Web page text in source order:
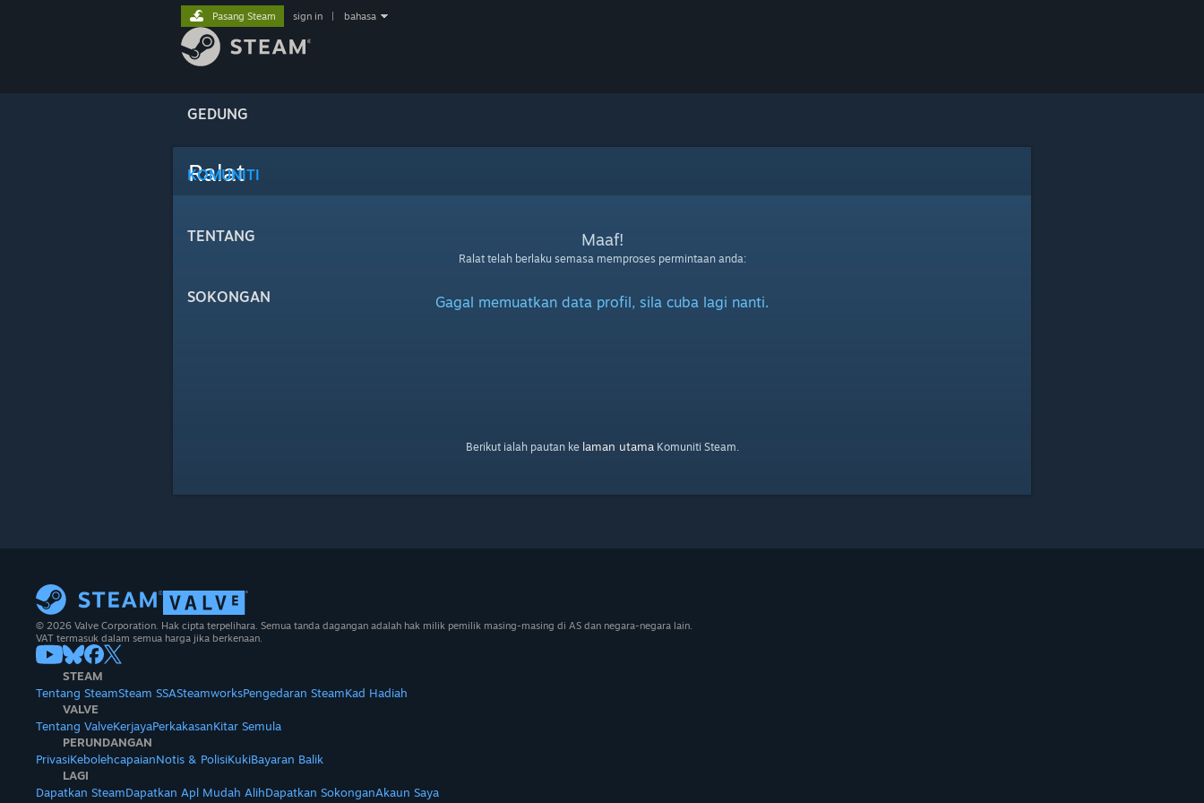
GEDUNG
KOMUNITI
TENTANG
SOKONGAN
Pasang Steam sign in bahasa
Ralat
Maaf!
Ralat telah berlaku semasa memproses permintaan anda:
Gagal memuatkan data profil, sila cuba lagi nanti.
Berikut ialah pautan ke laman utamaKomuniti Steam.
© 2026 Valve Corporation. Hak cipta terpelihara. Semua tanda dagangan adalah hak milik pemilik masing-masing di AS dan negara-negara lain.
VAT termasuk dalam semua harga jika berkenaan.
STEAM
Tentang SteamSteam SSASteamworksPengedaran SteamKad Hadiah
VALVE
Tentang ValveKerjayaPerkakasanKitar Semula
PERUNDANGAN
PrivasiKebolehcapaianNotis & PolisiKukiBayaran Balik
LAGI
Dapatkan SteamDapatkan Apl Mudah AlihDapatkan SokonganAkaun Saya